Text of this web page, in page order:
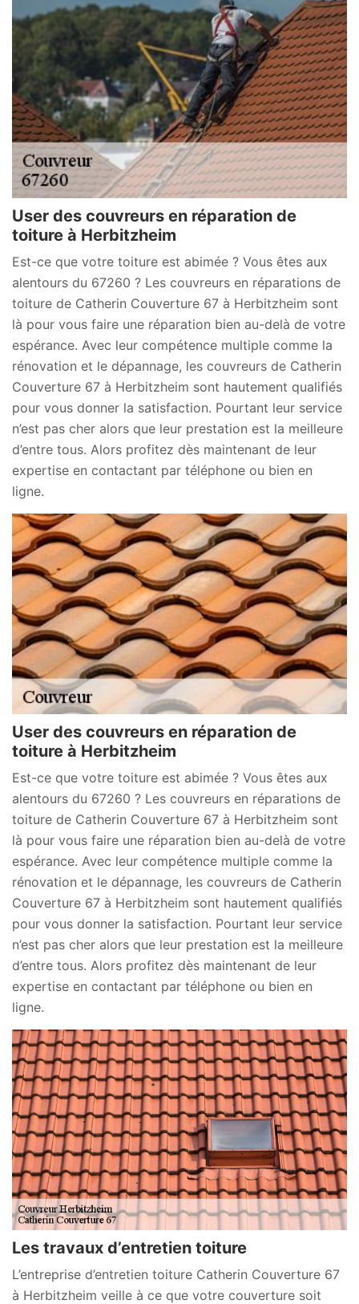
User des couvreurs en réparation de
toiture à Herbitzheim
Est-ce que votre toiture est abimée ? Vous êtes aux
alentours du 67260 ? Les couvreurs en réparations de
toiture de Catherin Couverture 67 à Herbitzheim sont
là pour vous faire une réparation bien au-delà de votre
espérance. Avec leur compétence multiple comme la
rénovation et le dépannage, les couvreurs de Catherin
Couverture 67 à Herbitzheim sont hautement qualifiés
pour vous donner la satisfaction. Pourtant leur service
n’est pas cher alors que leur prestation est la meilleure
d’entre tous. Alors profitez dès maintenant de leur
expertise en contactant par téléphone ou bien en
ligne.
User des couvreurs en réparation de
toiture à Herbitzheim
Est-ce que votre toiture est abimée ? Vous êtes aux
alentours du 67260 ? Les couvreurs en réparations de
toiture de Catherin Couverture 67 à Herbitzheim sont
là pour vous faire une réparation bien au-delà de votre
espérance. Avec leur compétence multiple comme la
rénovation et le dépannage, les couvreurs de Catherin
Couverture 67 à Herbitzheim sont hautement qualifiés
pour vous donner la satisfaction. Pourtant leur service
n’est pas cher alors que leur prestation est la meilleure
d’entre tous. Alors profitez dès maintenant de leur
expertise en contactant par téléphone ou bien en
ligne.
Les travaux d’entretien toiture
L’entreprise d’entretien toiture Catherin Couverture 67
à Herbitzheim veille à ce que votre couverture soit